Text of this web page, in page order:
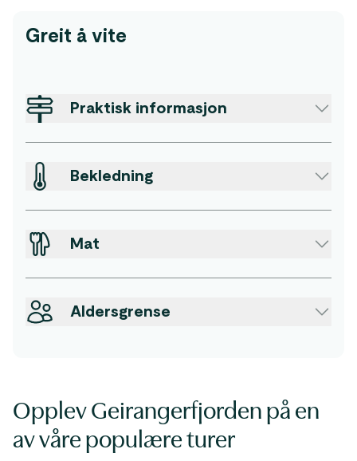
Greit å vite
Praktisk informasjon
Bekledning
Mat
Aldersgrense
Opplev Geirangerfjorden på en
av våre populære turer